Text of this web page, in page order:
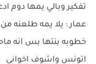
تفكير وبالي يمها دوم
عمار : يلا يمه طلعنه من
خطوبه بنتها بس انه
اتونس واشوف اخواني